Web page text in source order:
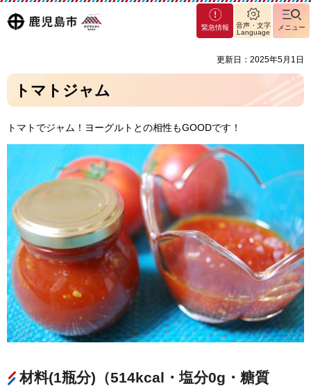
鹿児島
マグ
マシ
緊急情報
音声・文字
Language
メニュー
更新日：2025年5月1日
トマトジャム
トマトでジャム！ヨーグルトとの相性もGOODです！
材料(1瓶分)（514kcal・塩分0g・糖質